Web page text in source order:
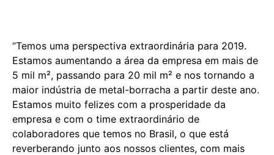
“Temos uma perspectiva extraordinária para 2019.
Estamos aumentando a área da empresa em mais de
5 mil m², passando para 20 mil m² e nos tornando a
maior indústria de metal-borracha a partir deste ano.
Estamos muito felizes com a prosperidade da
empresa e com o time extraordinário de
colaboradores que temos no Brasil, o que está
reverberando junto aos nossos clientes, com mais